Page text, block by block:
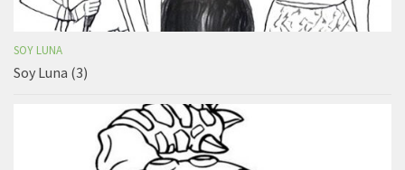
SOY LUNA
Soy Luna (3)